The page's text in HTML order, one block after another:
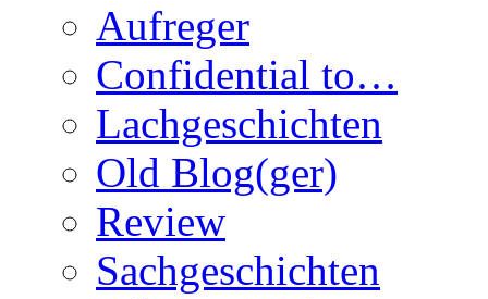
Aufreger
Confidential to…
Lachgeschichten
Old Blog(ger)
Review
Sachgeschichten